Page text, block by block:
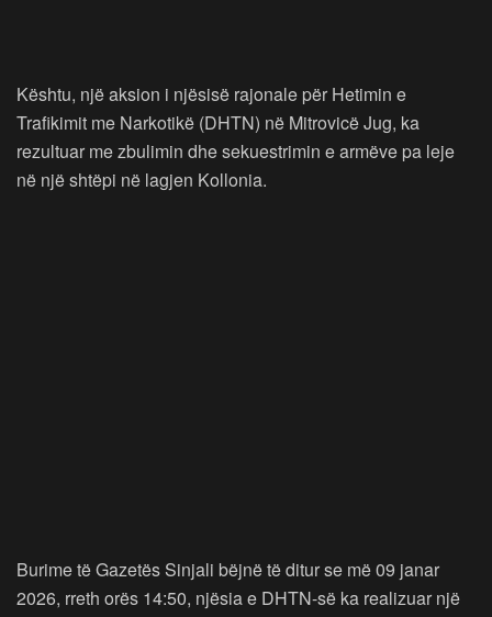
Kështu, një aksion i njësisë rajonale për Hetimin e
Trafikimit me Narkotikë (DHTN) në Mitrovicë Jug, ka
rezultuar me zbulimin dhe sekuestrimin e armëve pa leje
në një shtëpi në lagjen Kollonia.
Burime të Gazetës Sinjali bëjnë të ditur se më 09 janar
2026, rreth orës 14:50, njësia e DHTN-së ka realizuar një